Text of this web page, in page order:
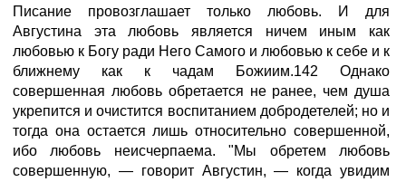
Писание провозглашает только любовь. И для
Августина эта любовь является ничем иным как
любовью к Богу ради Него Самого и любовью к себе и к
ближнему как к чадам Божиим.142 Однако
совершенная любовь обретается не ранее, чем душа
укрепится и очистится воспитанием добродетелей; но и
тогда она остается лишь относительно совершенной,
ибо любовь неисчерпаема. "Мы обретем любовь
совершенную, — говорит Августин, — когда увидим